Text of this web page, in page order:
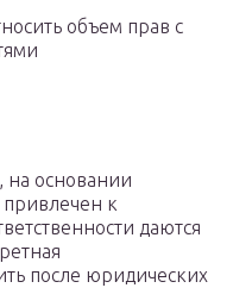
объем прав с
на основании
к
даются
после юридических